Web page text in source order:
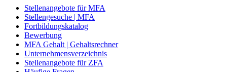
Stellenangebote für MFA
Stellengesuche | MFA
Fortbildungskatalog
Bewerbung
MFA Gehalt | Gehaltsrechner
Unternehmensverzeichnis
Stellenangebote für ZFA